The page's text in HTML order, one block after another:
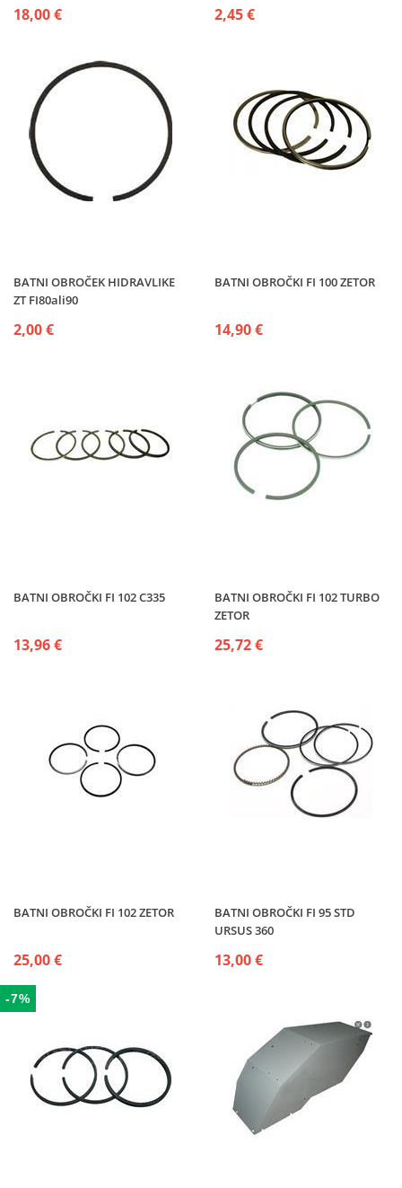
18,00 € 2,45 €
BATNI OBROČEK HIDRAVLIKE
ZT FI80ali90
2,00 €
BATNI OBROČKI FI 100 ZETOR
14,90 €
BATNI OBROČKI FI 102 C335
13,96 €
BATNI OBROČKI FI 102 TURBO
ZETOR
25,72 €
BATNI OBROČKI FI 102 ZETOR
25,00 €
BATNI OBROČKI FI 95 STD
URSUS 360
13,00 €
-7%